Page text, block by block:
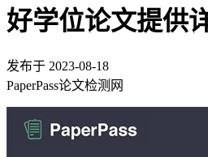
好学位论文提供
发布于 2023-08-18
PaperPass论文检测网